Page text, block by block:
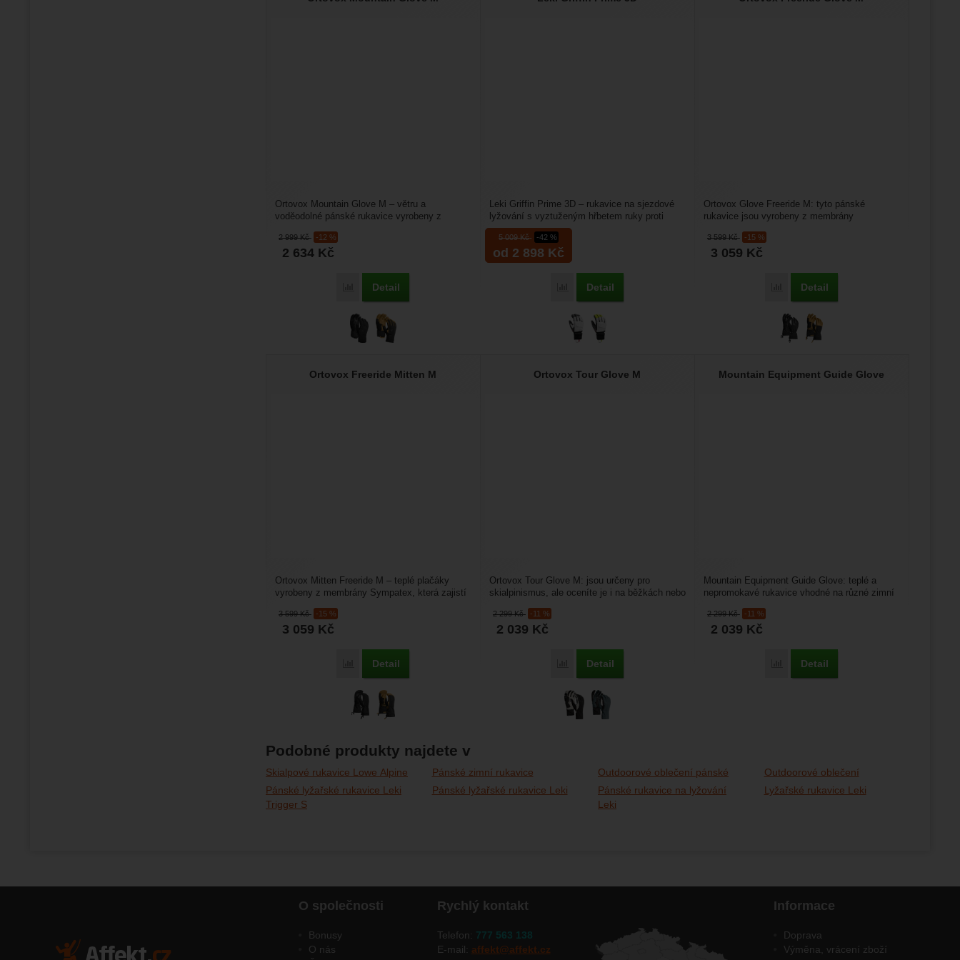
2 999Kč -12 %
2 634 Kč
Porovnat
Detail
Ortovox Mountain Glove M – větru a
voděodolné pánské rukavice vyrobeny z
5 009Kč -42 %
od 2 898 Kč
Porovnat
Detail
Leki Griffin Prime 3D – rukavice na sjezdové
lyžování s vyztuženým hřbetem ruky proti
nárazům a chrániči...
3 599Kč -15 %
3 059 Kč
Porovnat
Detail
Ortovox Glove Freeride M: tyto pánské
rukavice jsou vyrobeny z membrány
Ortovox Freeride Mitten M
3 599Kč -15 %
3 059 Kč
Porovnat
Detail
Ortovox Mitten Freeride M – teplé plačáky
vyrobeny z membrány Sympatex, která zajistí
Ortovox Tour Glove M
2 299Kč -11 %
2 039 Kč
Porovnat
Detail
Ortovox Tour Glove M: jsou určeny pro
skialpinismus, ale oceníte je i na běžkách nebo
Mountain Equipment Guide Glove
2 299Kč -11 %
2 039 Kč
Porovnat
Detail
Mountain Equipment Guide Glove: teplé a
nepromokavé rukavice vhodné na různé zimní
Podobné produkty najdete v
Skialpové rukavice Lowe Alpine
Pánské lyžařské rukavice Leki
Trigger S
Pánské zimní rukavice
Pánské lyžařské rukavice Leki
Outdoorové oblečení pánské
Pánské rukavice na lyžování
Leki
Outdoorové oblečení
Lyžařské rukavice Leki
O společnosti
Bonusy
O nás
Rychlý kontakt
Telefon: 777 563 138
E-mail: affekt@affekt.cz
Informace
Doprava
Výměna, vrácení zboží